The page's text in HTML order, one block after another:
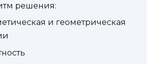
решения:
и геометрическая